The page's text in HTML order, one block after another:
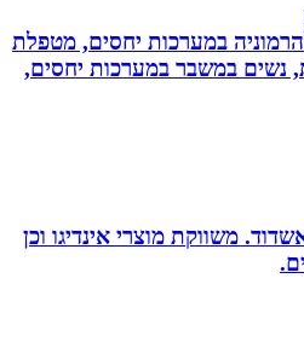
במערכות יחסים, מטפלת
במשבר במערכות יחסים,
משווקת מוצרי אינדיגו וכן